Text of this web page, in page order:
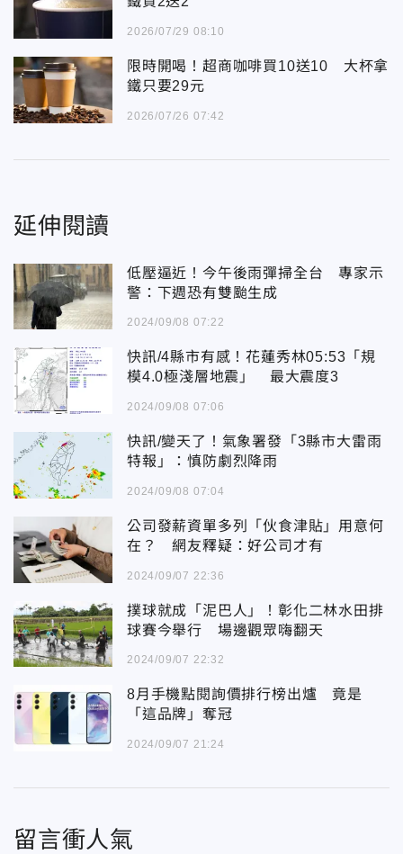
2026/07/29 08:10
限時開喝！超商咖啡買10送10 大杯拿
鐵只要29元
2026/07/26 07:42
延伸閱讀
低壓逼近！今午後雨彈掃全台 專家示
警：下週恐有雙颱生成
2024/09/08 07:22
快訊/4縣市有感！花蓮秀林05:53「規
模4.0極淺層地震」 最大震度3
2024/09/08 07:06
快訊/變天了！氣象署發「3縣市大雷雨
特報」：慎防劇烈降雨
2024/09/08 07:04
公司發薪資單多列「伙食津貼」用意何
在？ 網友釋疑：好公司才有
2024/09/07 22:36
撲球就成「泥巴人」！彰化二林水田排
球賽今舉行 場邊觀眾嗨翻天
2024/09/07 22:32
8月手機點閱詢價排行榜出爐 竟是
「這品牌」奪冠
2024/09/07 21:24
留言衝人氣